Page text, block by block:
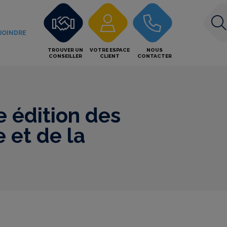
TROUVER UN
CONSEILLER
VOTRE ESPACE
CLIENT
NOUS
CONTACTER
édition des
et de la